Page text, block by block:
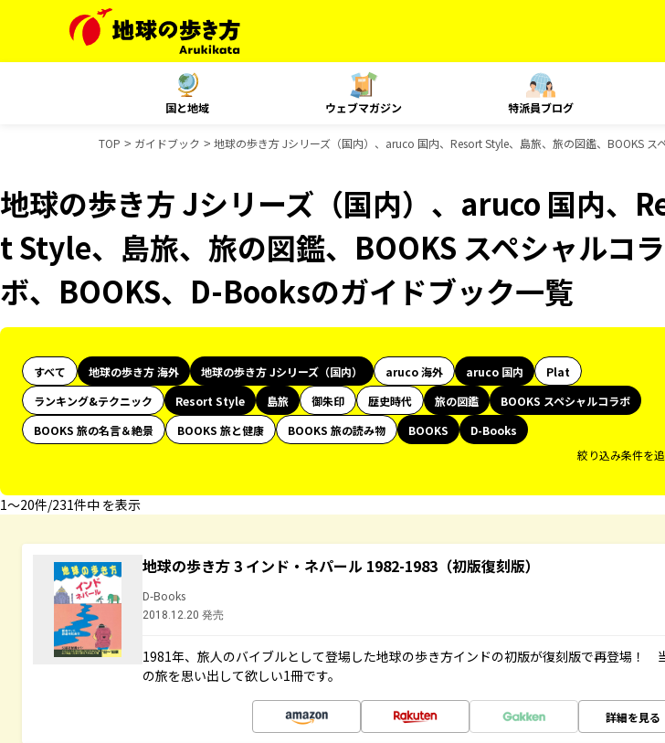
国と地域 ウェブマガジン 特派員ブログ
TOP ガイドブック 地球の歩き方 Jシリーズ（国内）、aruco 国内、Resort Style、島旅、旅の図鑑、BOOKS
地球の歩き方 Jシリーズ（国内）、aruco 国内、
t Style、島旅、旅の図鑑、BOOKS スペシャルコラ
ボ、BOOKS、D-Booksのガイドブック一覧
すべて 地球の歩き方 海外 地球の歩き方 Jシリーズ（国内） aruco 海外 aruco 国内
Plat
ランキング&テクニック
Resort Style 島旅 御朱印 歴史時代 旅の図鑑
BOOKS スペシャルコラボ
BOOKS 旅の名言＆絶景
BOOKS 旅と健康 BOOKS 旅の読み物 BOOKS
D-Books
絞り込み条件を
1〜20件/231件中 を表示
地球の歩き方 3 インド・ネパール 1982-1983（初版復刻版）
D-Books
2018.12.20 発売
1981年、旅人のバイブルとして登場した地球の歩き方インドの初版が復刻版で再登場！
の旅を思い出して欲しい1冊です。
詳細を見る